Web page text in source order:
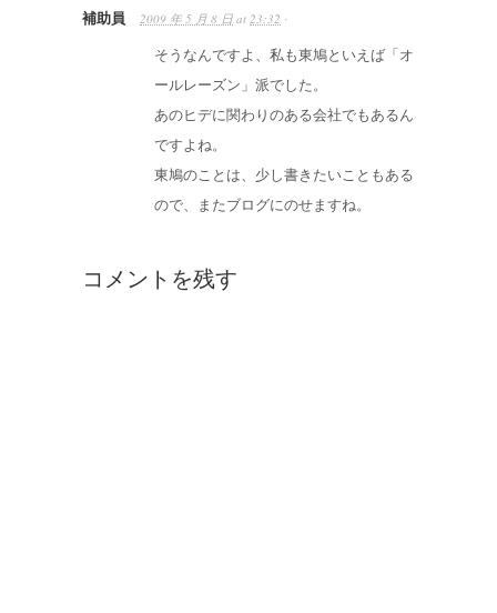
補助員 2009 年 5 月 8 日 at 23:32 ·
そうなんですよ、私も東鳩といえば「オ
ールレーズン」派でした。
あのヒデに関わりのある会社でもあるん
ですよね。
東鳩のことは、少し書きたいこともある
ので、またブログにのせますね。
コメントを残す